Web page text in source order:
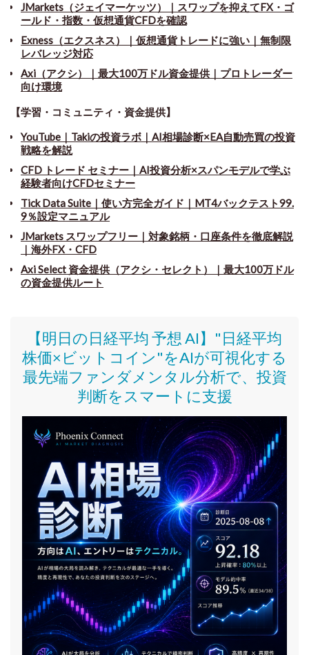
JMarkets（ジェイマーケッツ）｜スワップを抑えてFX・ゴ
ールド・指数・仮想通貨CFDを確認
Exness（エクスネス）｜仮想通貨トレードに強い｜無制限
レバレッジ対応
Axi（アクシ）｜最大100万ドル資金提供｜プロトレーダー
向け環境
【学習・コミュニティ・資金提供】
YouTube｜Takiの投資ラボ｜AI相場診断×EA自動売買の投資
戦略を解説
CFD トレード セミナー ｜ AI投資分析×スパンモデルで学ぶ
経験者向けCFDセミナー
Tick Data Suite ｜ 使い方完全ガイド｜MT4バックテスト99.
9％設定マニュアル
JMarkets スワップフリー ｜ 対象銘柄・口座条件を徹底解説
｜海外FX・CFD
Axi Select 資金提供（アクシ・セレクト）｜最大100万ドル
の資金提供ルート
【明日の日経平均 予想 AI】"日経平均
株価×ビットコイン"をAIが可視化する
最先端ファンダメンタル分析で、投資
判断をスマートに支援